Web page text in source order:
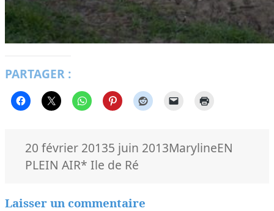
PARTAGER :
Publié
le
20 février 20135 juin 2013Auteur
MarylineEN
PLEIN AIRMots-
* Ile de Ré
Laisser un commentaire